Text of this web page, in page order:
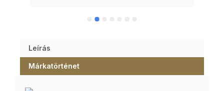
Leírás
Márkatörténet